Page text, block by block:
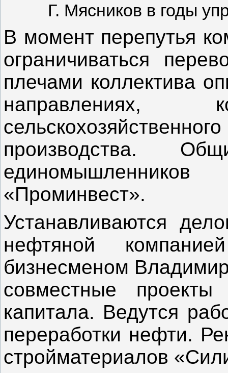
Г. Мясников в годы
В момент перепутья
ограничиваться
плечами коллектива
направлениях,
производства.
единомышленников
«Проминвест».
Устанавливаются
нефтяной
бизнесменом
совместные
капитала. Ведутся
переработки нефти.
стройматериалов